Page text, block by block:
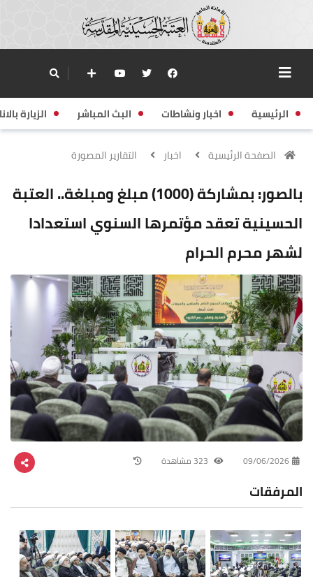
الرئيسية اخبار ونشاطات البث المباشر الزيارة
الصفحة الرئيسية اخبار التقارير المصورة
بالصور: بمشاركة (1000) مبلغ ومبلغة.. العتبة
الحسينية تعقد مؤتمرها السنوي استعدادا
لشهر محرم الحرام
09/06/2026
المرفقات